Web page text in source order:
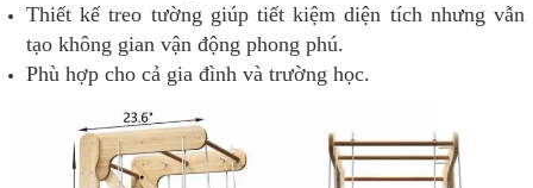
Thiết kế treo tường giúp tiết kiệm diện tích nhưng vẫn
tạo không gian vận động phong phú.
Phù hợp cho cả gia đình và trường học.